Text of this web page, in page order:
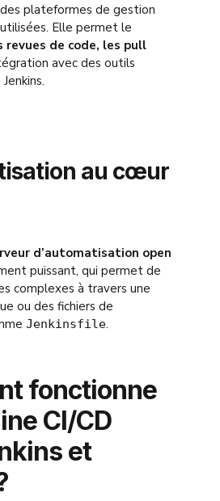
plateformes de gestion
Elle permet le
revues de code, les pull
avec des outils
au cœur
d’automatisation open
puissant, qui permet de
complexes à travers une
ou des fichiers de
Jenkinsfile.
fonctionne
CI/CD
et